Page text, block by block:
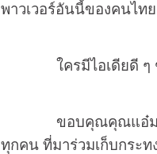
พาวเวอร์อันนี้ของคนไทย
ใครมีไอเดียดี ๆ ช่ว
ขอบคุณคุณแอ๋ม
ทุกคน ที่มาร่วมเก็บกระท